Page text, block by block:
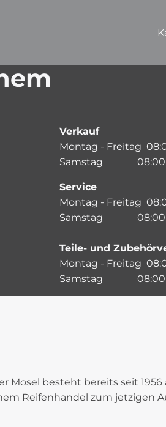
Verkauf
Montag - Freitag
Samstag 08:00 -
Service
Montag - Freitag
Samstag 08:00 -
Teile- und
Montag - Freitag
Samstag 08:00 -
Mosel besteht bereits seit
Reifenhandel zum jetzigen